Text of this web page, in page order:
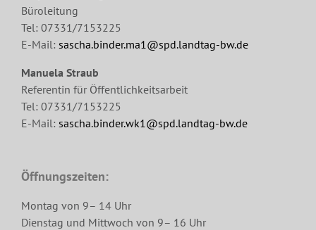
Büroleitung
Tel: 07331/7153225
E-Mail: sascha.binder.ma1@spd.landtag-bw.de
Manuela Straub
Referentin für Öffentlichkeitsarbeit
Tel: 07331/7153225
E-Mail: sascha.binder.wk1@spd.landtag-bw.de
Öffnungszeiten:
Montag von 9– 14 Uhr
Dienstag und Mittwoch von 9– 16 Uhr